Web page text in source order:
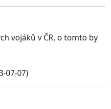
vojáků v ČR, o tomto by
07-07)